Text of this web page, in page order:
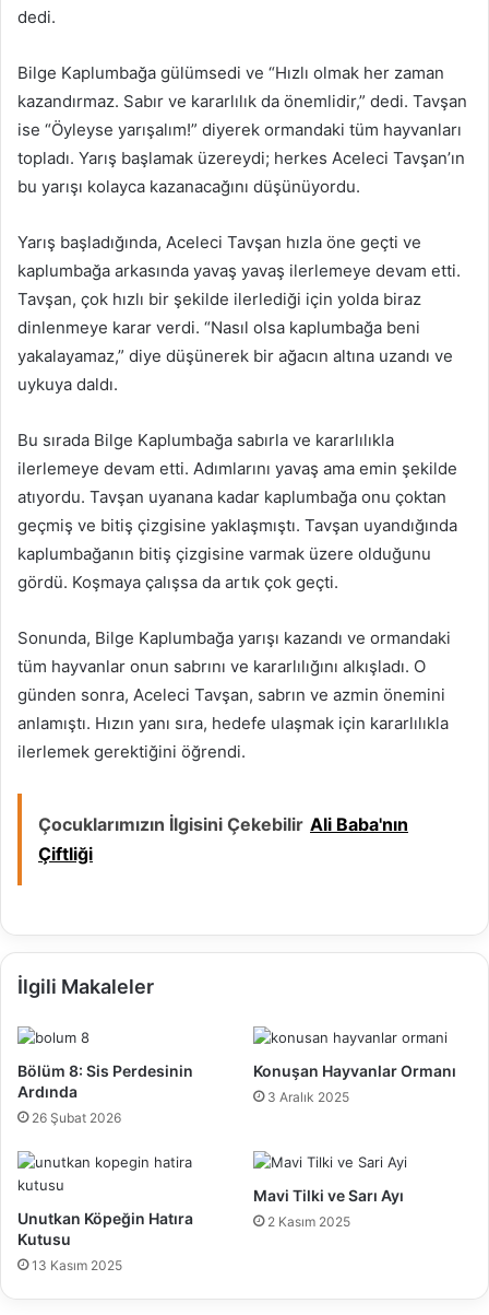
dedi.
Bilge Kaplumbağa gülümsedi ve “Hızlı olmak her zaman
kazandırmaz. Sabır ve kararlılık da önemlidir,” dedi. Tavşan
ise “Öyleyse yarışalım!” diyerek ormandaki tüm hayvanları
topladı. Yarış başlamak üzereydi; herkes Aceleci Tavşan’ın
bu yarışı kolayca kazanacağını düşünüyordu.
Yarış başladığında, Aceleci Tavşan hızla öne geçti ve
kaplumbağa arkasında yavaş yavaş ilerlemeye devam etti.
Tavşan, çok hızlı bir şekilde ilerlediği için yolda biraz
dinlenmeye karar verdi. “Nasıl olsa kaplumbağa beni
yakalayamaz,” diye düşünerek bir ağacın altına uzandı ve
uykuya daldı.
Bu sırada Bilge Kaplumbağa sabırla ve kararlılıkla
ilerlemeye devam etti. Adımlarını yavaş ama emin şekilde
atıyordu. Tavşan uyanana kadar kaplumbağa onu çoktan
geçmiş ve bitiş çizgisine yaklaşmıştı. Tavşan uyandığında
kaplumbağanın bitiş çizgisine varmak üzere olduğunu
gördü. Koşmaya çalışsa da artık çok geçti.
Sonunda, Bilge Kaplumbağa yarışı kazandı ve ormandaki
tüm hayvanlar onun sabrını ve kararlılığını alkışladı. O
günden sonra, Aceleci Tavşan, sabrın ve azmin önemini
anlamıştı. Hızın yanı sıra, hedefe ulaşmak için kararlılıkla
ilerlemek gerektiğini öğrendi.
Çocuklarımızın İlgisini Çekebilir Ali Baba'nın
Çiftliği
İlgili Makaleler
Bölüm 8: Sis Perdesinin
Ardında
26 Şubat 2026
Konuşan Hayvanlar Ormanı
3 Aralık 2025
Unutkan Köpeğin Hatıra
Kutusu
13 Kasım 2025
Mavi Tilki ve Sarı Ayı
2 Kasım 2025